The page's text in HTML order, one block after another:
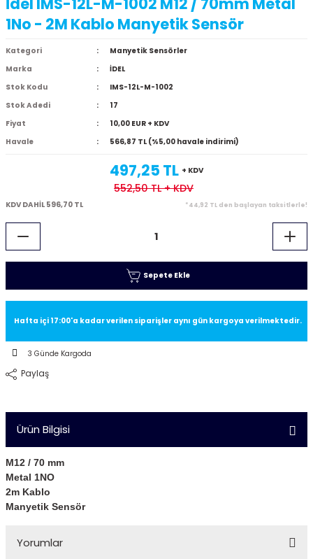
1No - 2M Kablo Manyetik Sensör
Kategori
Manyetik Sensörler
Marka
İDEL
Stok Kodu
IMS-12L-M-1002
Stok Adedi
17
Fiyat
10,00 EUR + KDV
Havale
566,87 TL (%5,00 havale indirimi)
497,25 TL + KDV
552,50 TL+ KDV
KDV DAHİL 596,70 TL *44,92 TL den başlayan taksitlerle!
Sepete Ekle
Hafta içi 17:00'a kadar verilen siparişler aynı gün kargoya verilmektedir.
3 Günde Kargoda
Paylaş
Ürün Bilgisi
M12 / 70 mm
Metal 1NO
2m Kablo
Manyetik Sensör
Yorumlar